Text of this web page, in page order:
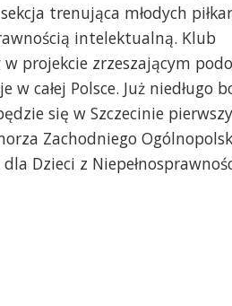
- Maria Podeszewska -
Goście
synem
Przyjaciół
oraz Michał
Akademia
Tworek
trenująca młodych
intelektualną. Klub
w projekcie zrzeszającym
w całej Polsce. Już niedługo
się w Szczecinie
Zachodniego
dla Dzieci z